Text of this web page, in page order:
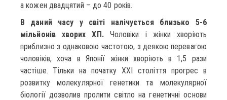
а кожен двадцятий – до 40 років.
В даний часу у світі налічується близько 5-6
мільйонів хворих ХП.Чоловіки і жінки хворіють
приблизно з однаковою частотою, з деякою перевагою
чоловіків, хоча в Японії жінки хворіють в 1,5 рази
частіше. Тільки на початку XXI століття прогрес в
розвитку молекулярної генетики та молекулярної
біології дозволив пролити світло на генетичні основи